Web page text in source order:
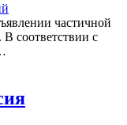
частичной
соответствии с